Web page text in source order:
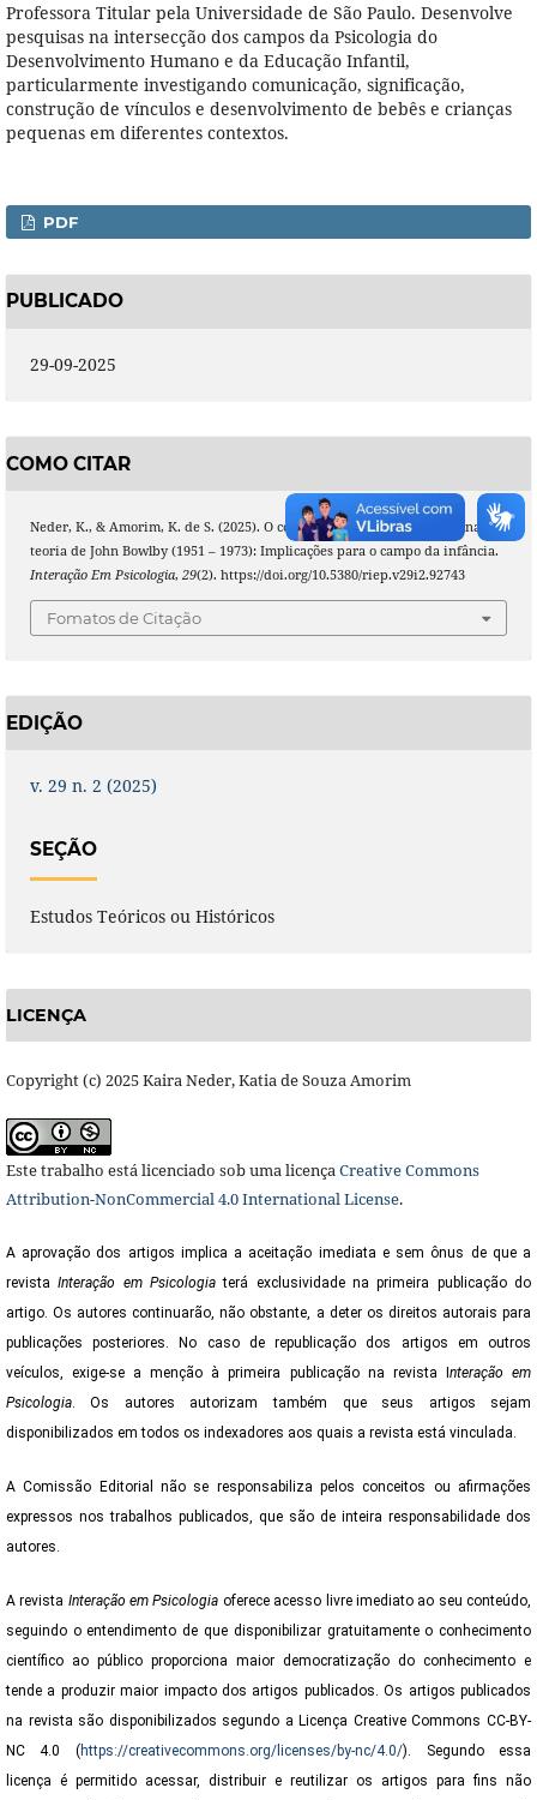
Professora Titular pela Universidade de São Paulo. Desenvolve
pesquisas na intersecção dos campos da Psicologia do
Desenvolvimento Humano e da Educação Infantil,
particularmente investigando comunicação, significação,
construção de vínculos e desenvolvimento de bebês e crianças
pequenas em diferentes contextos.
PDF
PUBLICADO
29-09-2025
COMO CITAR
Neder, K., & Amorim, K. de S. (2025). O conceito de privação materna na
teoria de John Bowlby (1951 – 1973): Implicações para o campo da infância.
Interação Em Psicologia, 29(2). https://doi.org/10.5380/riep.v29i2.92743
Fomatos de Citação
EDIÇÃO
v. 29 n. 2 (2025)
SEÇÃO
Estudos Teóricos ou Históricos
LICENÇA
Copyright (c) 2025 Kaira Neder, Katia de Souza Amorim
Este trabalho está licenciado sob uma licençaCreative Commons
Attribution-NonCommercial 4.0 International License.
A aprovação dos artigos implica a aceitação imediata e sem ônus de que a
revistaInteração em Psicologia terá exclusividade na primeira publicação do
artigo. Os autores continuarão, não obstante, a deter os direitos autorais para
publicações posteriores. No caso de republicação dos artigos em outros
veículos, exige-se a menção à primeira publicação na revista I nteração em
Psicologia. Os autores autorizam também que seus artigos sejam
disponibilizados em todos os indexadores aos quais a revista está vinculada.
A Comissão Editorial não se responsabiliza pelos conceitos ou afirmações
expressos nos trabalhos publicados, que são de inteira responsabilidade dos
autores.
A revista Interação em Psicologia oferece acesso livre imediato ao seu conteúdo,
seguindo o entendimento de que disponibilizar gratuitamente o conhecimento
científico ao público proporciona maior democratização do conhecimento e
tende a produzir maior impacto dos artigos publicados. Os artigos publicados
na revista são disponibilizados segundo a Licença Creative Commons CC-BY-
NC 4.0 (https://creativecommons.org/licenses/by-nc/4.0/). Segundo essa
licença é permitido acessar, distribuir e reutilizar os artigos para fins não